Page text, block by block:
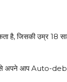
है, जिसकी उम्र
से अपने आप Auto-